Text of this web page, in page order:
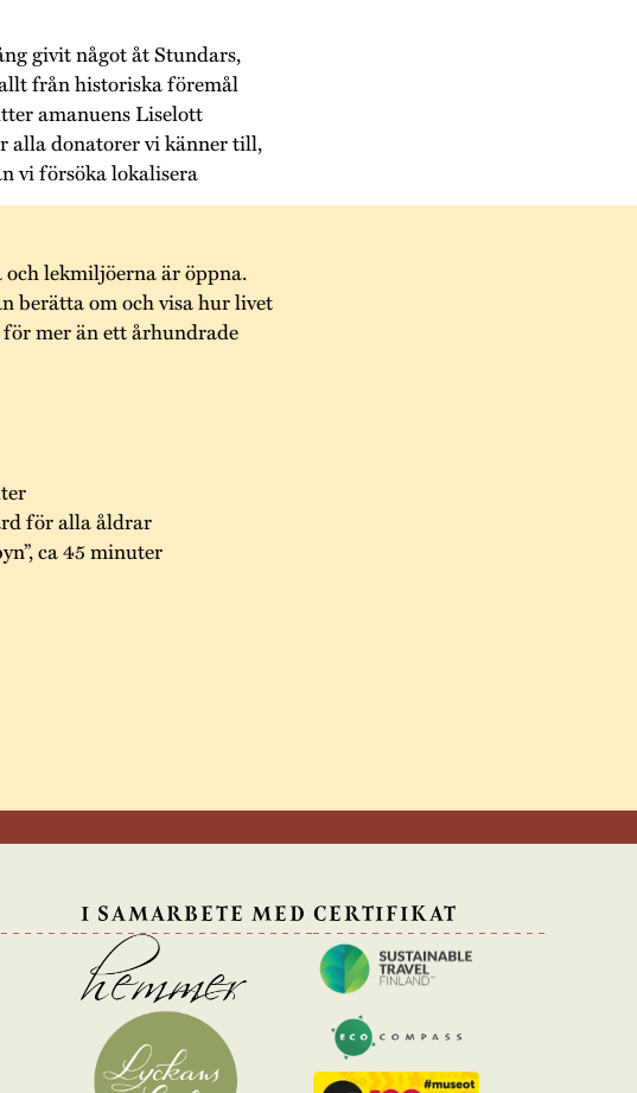
givit något åt Stundars,
från historiska föremål
amanuens Liselott
alla donatorer vi känner till,
vi försöka lokalisera
lekmiljöerna är öppna.
berätta om och visa hur livet
mer än ett århundrade
för alla åldrar
ca 45 minuter
I SAMARBETE MED CERTIFIKAT